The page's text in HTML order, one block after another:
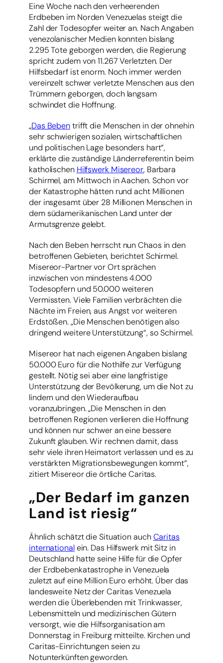
Eine Woche nach den verheerenden
Erdbeben im Norden Venezuelas steigt die
Zahl der Todesopfer weiter an. Nach Angaben
venezolanischer Medien konnten bislang
2.295 Tote geborgen werden, die Regierung
spricht zudem von 11.267 Verletzten. Der
Hilfsbedarf ist enorm. Noch immer werden
vereinzelt schwer verletzte Menschen aus den
Trümmern geborgen, doch langsam
schwindet die Hoffnung.
„Das Bebentrifft die Menschen in der ohnehin
sehr schwierigen sozialen, wirtschaftlichen
und politischen Lage besonders hart“,
erklärte die zuständige Länderreferentin beim
katholischen Hilfswerk Misereor, Barbara
Schirmel, am Mittwoch in Aachen. Schon vor
der Katastrophe hätten rund acht Millionen
der insgesamt über 28 Millionen Menschen in
dem südamerikanischen Land unter der
Armutsgrenze gelebt.
Nach den Beben herrscht nun Chaos in den
betroffenen Gebieten, berichtet Schirmel.
Misereor-Partner vor Ort sprächen
inzwischen von mindestens 4.000
Todesopfern und 50.000 weiteren
Vermissten. Viele Familien verbrächten die
Nächte im Freien, aus Angst vor weiteren
Erdstößen. „Die Menschen benötigen also
dringend weitere Unterstützung“, so Schirmel.
Misereor hat nach eigenen Angaben bislang
50.000 Euro für die Nothilfe zur Verfügung
gestellt. Nötig sei aber eine langfristige
Unterstützung der Bevölkerung, um die Not zu
lindern und den Wiederaufbau
voranzubringen. „Die Menschen in den
betroffenen Regionen verlieren die Hoffnung
und können nur schwer an eine bessere
Zukunft glauben. Wir rechnen damit, dass
sehr viele ihren Heimatort verlassen und es zu
verstärkten Migrationsbewegungen kommt“,
zitiert Misereor die örtliche Caritas.
„Der Bedarf im ganzen
Land ist riesig“
Ähnlich schätzt die Situation auchCaritas
internationalein. Das Hilfswerk mit Sitz in
Deutschland hatte seine Hilfe für die Opfer
der Erdbebenkatastrophe in Venezuela
zuletzt auf eine Million Euro erhöht. Über das
landesweite Netz der Caritas Venezuela
werden die Überlebenden mit Trinkwasser,
Lebensmitteln und medizinischen Gütern
versorgt, wie die Hilfsorganisation am
Donnerstag in Freiburg mitteilte. Kirchen und
Caritas-Einrichtungen seien zu
Notunterkünften geworden.